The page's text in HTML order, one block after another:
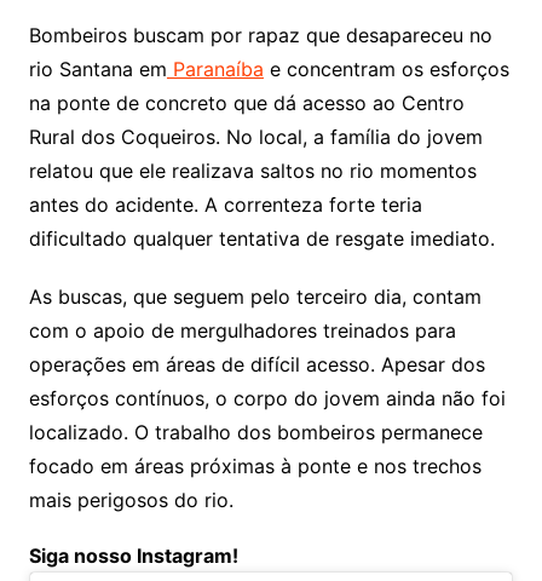
Bombeiros buscam por rapaz que desapareceu no
rio Santana em Paranaíba e concentram os esforços
na ponte de concreto que dá acesso ao Centro
Rural dos Coqueiros. No local, a família do jovem
relatou que ele realizava saltos no rio momentos
antes do acidente. A correnteza forte teria
dificultado qualquer tentativa de resgate imediato.
As buscas, que seguem pelo terceiro dia, contam
com o apoio de mergulhadores treinados para
operações em áreas de difícil acesso. Apesar dos
esforços contínuos, o corpo do jovem ainda não foi
localizado. O trabalho dos bombeiros permanece
focado em áreas próximas à ponte e nos trechos
mais perigosos do rio.
Siga nosso Instagram!